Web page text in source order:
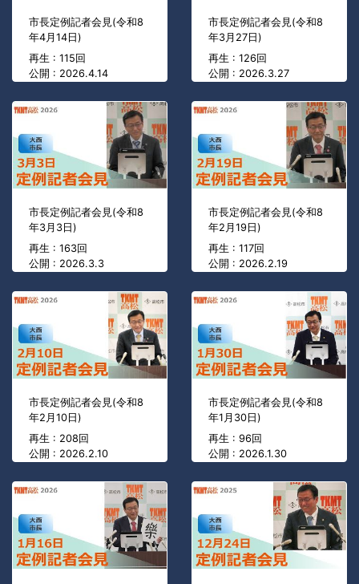
市長定例記者会見(令和8
年4月14日)
再生 : 115回
公開 : 2026.4.14
市長定例記者会見(令和8
年3月27日)
再生 : 126回
公開 : 2026.3.27
市長定例記者会見(令和8
年3月3日)
再生 : 163回
公開 : 2026.3.3
市長定例記者会見(令和8
年2月19日)
再生 : 117回
公開 : 2026.2.19
市長定例記者会見(令和8
年2月10日)
再生 : 208回
公開 : 2026.2.10
市長定例記者会見(令和8
年1月30日)
再生 : 96回
公開 : 2026.1.30